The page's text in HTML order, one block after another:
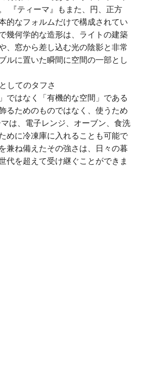
『ティーマ』もまた、円、正方
的なフォルムだけで構成されてい
幾何学的な造形は、ライトの建築
、窓から差し込む光の陰影と非常
ルに置いた瞬間に空間の一部とし
してのタフさ
ではなく「有機的な空間」である
るためのものではなく、使うため
は、電子レンジ、オーブン、食洗
めに冷凍庫に入れることも可能で
兼ね備えたその強さは、日々の暮
代を超えて受け継ぐことができま